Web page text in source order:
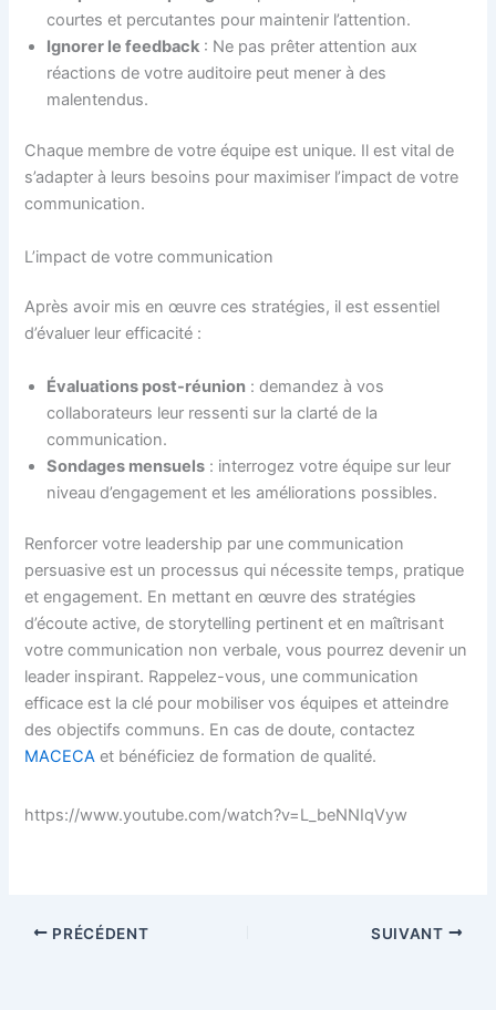
courtes et percutantes pour maintenir l’attention.
Ignorer le feedback : Ne pas prêter attention aux
réactions de votre auditoire peut mener à des
malentendus.
Chaque membre de votre équipe est unique. Il est vital de
s’adapter à leurs besoins pour maximiser l’impact de votre
communication.
L’impact de votre communication
Après avoir mis en œuvre ces stratégies, il est essentiel
d’évaluer leur efficacité :
Évaluations post-réunion : demandez à vos
collaborateurs leur ressenti sur la clarté de la
communication.
Sondages mensuels : interrogez votre équipe sur leur
niveau d’engagement et les améliorations possibles.
Renforcer votre leadership par une communication
persuasive est un processus qui nécessite temps, pratique
et engagement. En mettant en œuvre des stratégies
d’écoute active, de storytelling pertinent et en maîtrisant
votre communication non verbale, vous pourrez devenir un
leader inspirant. Rappelez-vous, une communication
efficace est la clé pour mobiliser vos équipes et atteindre
des objectifs communs. En cas de doute, contactez
MACECA et bénéficiez de formation de qualité.
https://www.youtube.com/watch?v=L_beNNIqVyw
PRÉCÉDENT SUIVANT